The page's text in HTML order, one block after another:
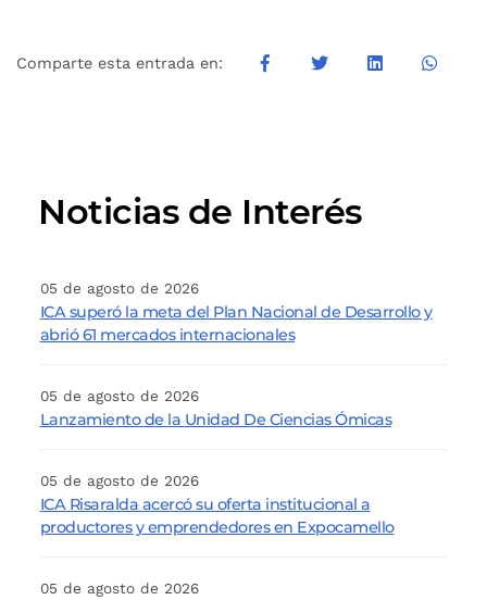
Comparte esta entrada en:
Noticias de Interés
05 de agosto de 2026
ICA superó la meta del Plan Nacional de Desarrollo y
abrió 61 mercados internacionales
05 de agosto de 2026
Lanzamiento de la Unidad De Ciencias Ómicas
05 de agosto de 2026
ICA Risaralda acercó su oferta institucional a
productores y emprendedores en Expocamello
05 de agosto de 2026